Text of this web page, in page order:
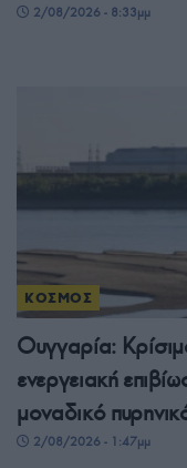
2/08/2026 - 8:33μμ
ΚΟΣΜΟΣ
Ουγγαρία:
ενεργειακή
μοναδικό
2/08/2026 - 1:47μμ